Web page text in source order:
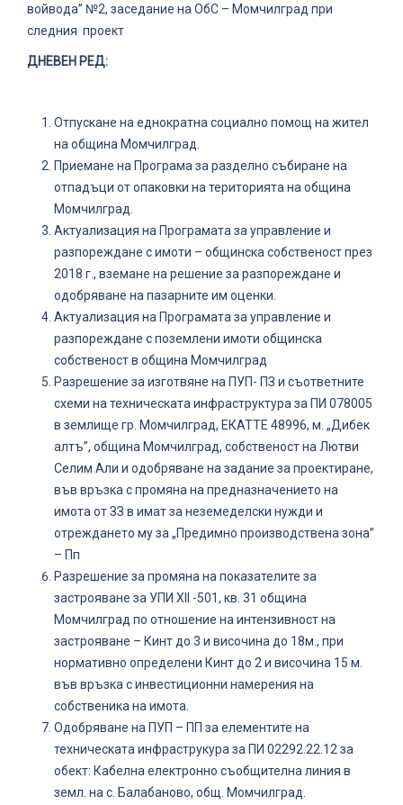
войвода” №2, заседание на ОбС – Момчилград при
следния проект
ДНЕВЕН РЕД:
Отпускане на еднократна социално помощ на жител
на община Момчилград.
Приемане на Програма за разделно събиране на
отпадъци от опаковки на територията на община
Момчилград.
Актуализация на Програмата за управление и
разпореждане с имоти – общинска собственост през
2018 г., вземане на решение за разпореждане и
одобряване на пазарните им оценки.
Актуализация на Програмата за управление и
разпореждане с поземлени имоти общинска
собственост в община Момчилград
Разрешение за изготвяне на ПУП- ПЗ и съответните
схеми на техническата инфраструктура за ПИ 078005
в землище гр. Момчилград, ЕКАТТЕ 48996, м. „Дибек
алтъ”, община Момчилград, собственост на Лютви
Селим Али и одобряване на задание за проектиране,
във връзка с промяна на предназначението на
имота от ЗЗ в имат за неземеделски нужди и
отреждането му за „Предимно производствена зона”
– Пп
Разрешение за промяна на показателите за
застрояване за УПИ ХІІ -501, кв. 31 община
Момчилград по отношение на интензивност на
застрояване – Кинт до 3 и височина до 18м., при
нормативно определени Кинт до 2 и височина 15 м.
във връзка с инвестиционни намерения на
собственика на имота.
Одобряване на ПУП – ПП за елементите на
техническата инфраструкура за ПИ 02292.22.12 за
обект: Кабелна електронно съобщителна линия в
земл. на с. Балабаново, общ. Момчилград.